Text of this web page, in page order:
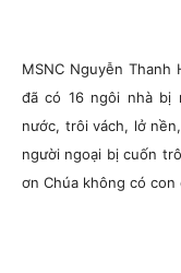
MSNC Nguyễn Thanh
đã có 16 ngôi nhà bị
nước, trôi vách, lở
người ngoại bị cuốn
ơn Chúa không có